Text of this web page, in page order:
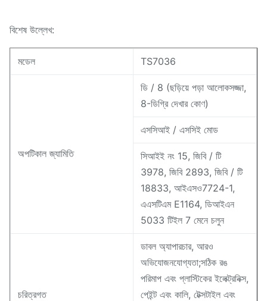
বিশেষ উল্লেখ:
মডেল TS7036
অপটিকাল জ্যামিতি
ডি / 8 (ছড়িয়ে পড়া আলোকসজ্জা,
8-ডিগ্রি দেখার কোণ)
এসসিআই / এসসিই মোড
সিআইই নং 15, জিবি / টি
3978, জিবি 2893, জিবি / টি
18833, আইএসও7724-1,
এএসটিএম E1164, ডিআইএন
5033 টিইল 7 মেনে চলুন
চরিত্রগত
ডাবল অ্যাপারচার, আরও
অভিযোজনযোগ্যতা;সঠিক রঙ
পরিমাপ এবং প্লাস্টিকের ইলেক্ট্রনিক্স,
পেইন্ট এবং কালি, টেক্সটাইল এবং